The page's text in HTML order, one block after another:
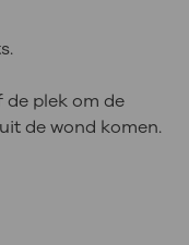
de plek om de
de wond komen.